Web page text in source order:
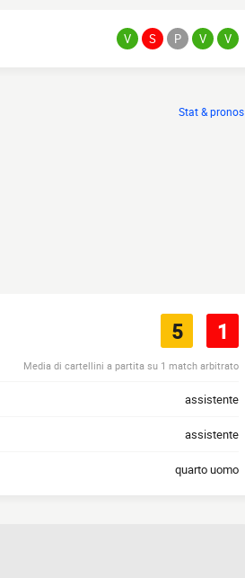
V S P V V
Stat & pronos
5 1
Media di cartellini a partita su 1 match arbitrato
assistente
assistente
quarto uomo